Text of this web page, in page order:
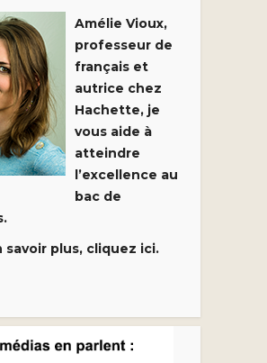
Amélie Vioux,
professeur de
français et
autrice chez
Hachette, je
vous aide à
atteindre
l’excellence au
bac de
savoir plus, cliquez ici.